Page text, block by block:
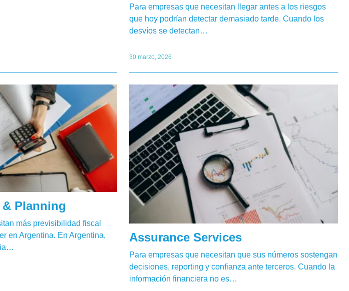
Para empresas que necesitan llegar antes a los riesgos
que hoy podrían detectar demasiado tarde. Cuando los
desvíos se detectan…
30 marzo, 2026
Planning
más previsibilidad fiscal
en Argentina. En Argentina,
Assurance Services
Para empresas que necesitan que sus números sostengan
decisiones, reporting y confianza ante terceros. Cuando la
información financiera no es…